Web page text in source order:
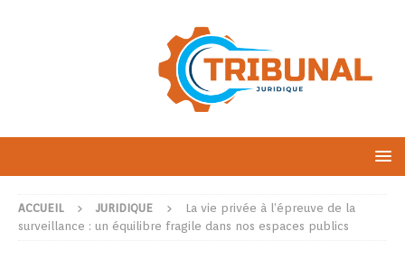
ACCUEIL JURIDIQUE
La vie privée à l’épreuve de la
surveillance : un équilibre fragile dans nos espaces publics